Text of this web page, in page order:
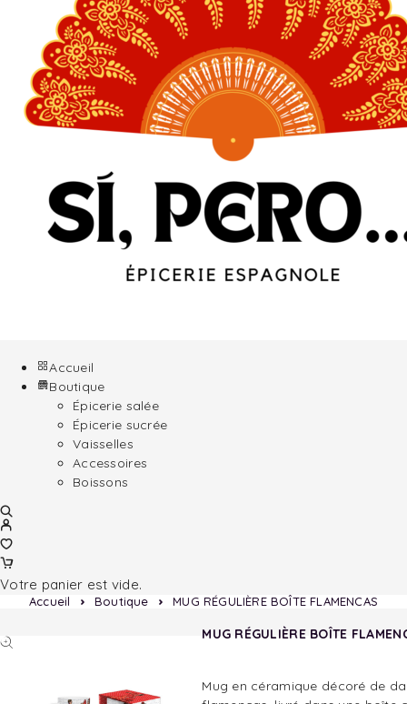
Accueil
Boutique
Épicerie salée
Épicerie sucrée
Vaisselles
Accessoires
Boissons
Votre panier est vide.
Accueil Boutique MUG RÉGULIÈRE BOÎTE FLAMENCAS
MUG RÉGULIÈRE BOÎTE
Mug en céramique décoré de